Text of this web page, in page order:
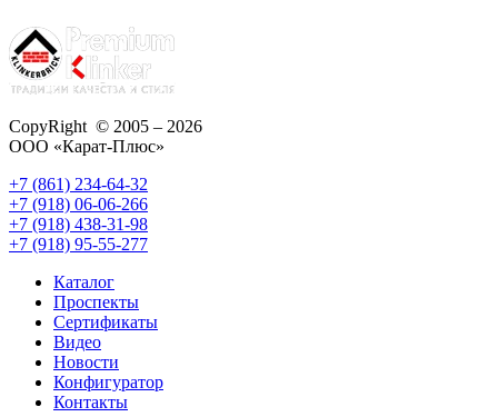
CopyRight © 2005 – 2026
ООО «Карат-Плюс»
+7 (861) 234-64-32
+7 (918) 06-06-266
+7 (918) 438-31-98
+7 (918) 95-55-277
Каталог
Проспекты
Сертификаты
Видео
Новости
Конфигуратор
Контакты